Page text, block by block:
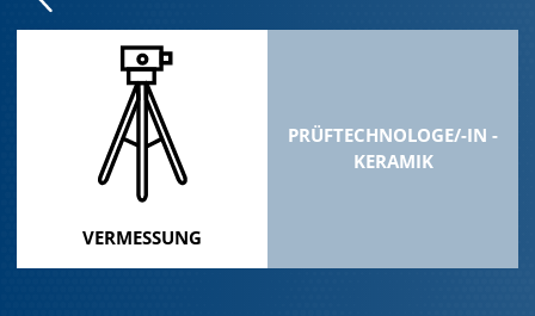
VERMESSUNG
PRÜFTECHNOLOGE/-IN -
KERAMIK